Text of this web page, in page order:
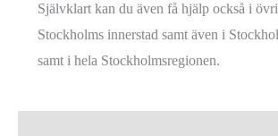
Självklart kan du även få hjälp också i
Stockholms innerstad samt även i
samt i hela Stockholmsregionen.